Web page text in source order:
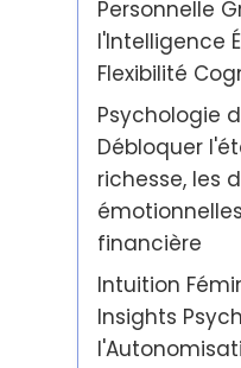
Personnelle
l'Intelligence
Flexibilité
Psychologie
Débloquer
richesse, les
financière
Intuition
Insights